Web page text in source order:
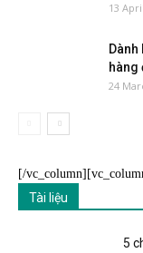
13
hàng
24
[/
Tài liệu
5